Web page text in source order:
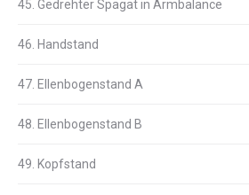
45. Gedrehter Spagat in Armbalance
46. Handstand
47. Ellenbogenstand A
48. Ellenbogenstand B
49. Kopfstand